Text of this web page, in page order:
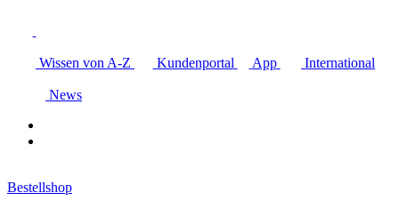
Wissen von A-Z Kundenportal App International
News
Bestellshop